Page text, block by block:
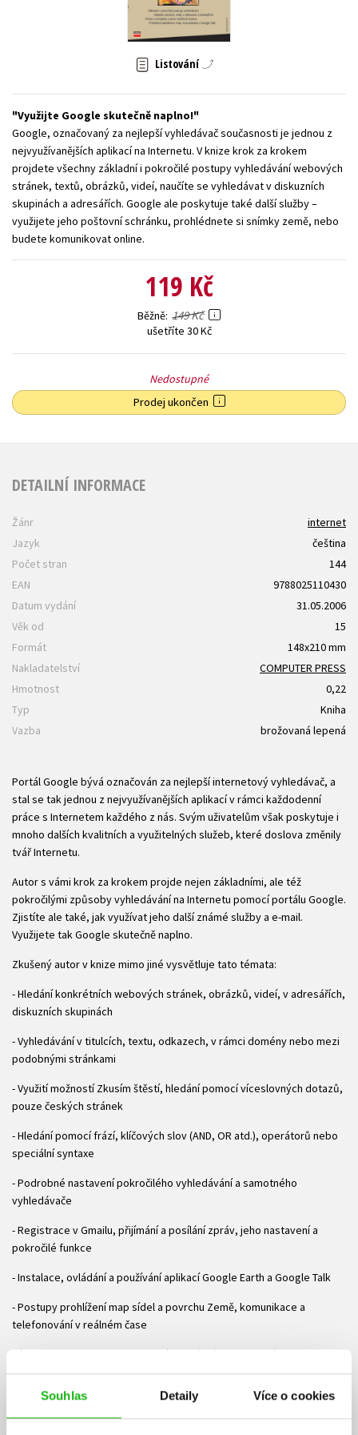
Souhlas Detaily Více o cookies
Zahraniční literatura
Všechny tituly
Listování
Využijte Google skutečně naplno!
Google, označovaný za nejlepší vyhledávač současnosti je jednou z
nejvyužívanějších aplikací na Internetu. V knize krok za krokem
projdete všechny základní i pokročilé postupy vyhledávání webových
stránek, textů, obrázků, videí, naučíte se vyhledávat v diskuzních
skupinách a adresářích. Google ale poskytuje také další služby –
využijete jeho poštovní schránku, prohlédnete si snímky země, nebo
budete komunikovat online.
119 Kč
Běžně 149 Kč
ušetříte 30 Kč
Nedostupné
Prodej ukončen
DETAILNÍ INFORMACE
Žánr
internet
Jazyk
čeština
Počet stran
144
EAN
9788025110430
Datum vydání
31.05.2006
Věk od
15
Formát
148x210 mm
Nakladatelství
COMPUTER PRESS
Hmotnost
0,22
Typ
Kniha
Vazba
brožovaná lepená
Portál Google bývá označován za nejlepší internetový vyhledávač, a
stal se tak jednou z nejvyužívanějších aplikací v rámci každodenní
práce s Internetem každého z nás. Svým uživatelům však poskytuje i
mnoho dalších kvalitních a využitelných služeb, které doslova změnily
tvář Internetu.
Autor s vámi krok za krokem projde nejen základními, ale též
pokročilými způsoby vyhledávání na Internetu pomocí portálu Google.
Zjistíte ale také, jak využívat jeho další známé služby a e-mail.
Využijete tak Google skutečně naplno.
Zkušený autor v knize mimo jiné vysvětluje tato témata:
- Hledání konkrétních webových stránek, obrázků, videí, v adresářích,
diskuzních skupinách
- Vyhledávání v titulcích, textu, odkazech, v rámci domény nebo mezi
podobnými stránkami
- Využití možností Zkusím štěstí, hledání pomocí víceslovných dotazů,
pouze českých stránek
- Hledání pomocí frází, klíčových slov (AND, OR atd.), operátorů nebo
speciální syntaxe
- Podrobné nastavení pokročilého vyhledávání a samotného
vyhledávače
- Registrace v Gmailu, přijímání a posílání zpráv, jeho nastavení a
pokročilé funkce
- Instalace, ovládání a používání aplikací Google Earth a Google Talk
- Postupy prohlížení map sídel a povrchu Země, komunikace a
telefonování v reálném čase
Výklad knihy je doplněn množstvím obrázků, jež ilustrují všechny
postupy nutné ke zvládnutí základních i pokročilých technik práce s
Googlem. Autor přitom po čtenáři nevyžaduje žádné speciální
znalosti. Kniha je tak vhodná nejen pro všechny, kteří se chtějí s